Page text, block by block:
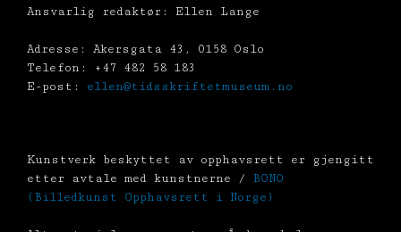
Ansvarlig redaktør: Ellen Lange
Adresse: Akersgata 43, 0158 Oslo
Telefon: +47 482 58 183
E-post: ellen@tidsskriftetmuseum.no
Kunstverk beskyttet av opphavsrett er gjengitt
etter avtale med kunstnerne / BONO
(Billedkunst Opphavsrett i Norge)